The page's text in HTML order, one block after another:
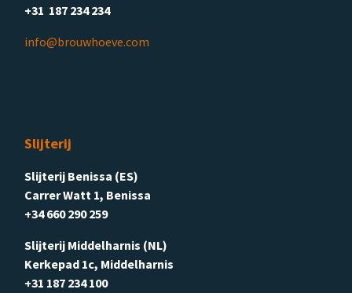
+31 187 234 234
info@brouwhoeve.com
Slijterij
Slijterij Benissa (ES)
Carrer Watt 1, Benissa
+34 660 290 259
Slijterij Middelharnis (NL)
Kerkepad 1c, Middelharnis
+31 187 234 100